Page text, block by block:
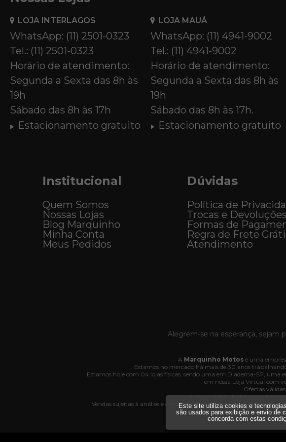
LOJA INTERLAGOS
WhatsApp: (11) 2501-0323
Tel.: (11) 2501-0323
Horário de atendimento:
Segunda a Sexta das 8h às
19h
Sábado das 8h às 17h
Estacionamento gratuito
LOJA MAUÁ
WhatsApp: (11) 4941-9002
Tel.: (11) 4941-9002
Horário de atendimento:
Segunda a Sexta das 8h às
19h
Sábado das 8h às 17h.
Estacionamento gratuito
Institucional
Quem Somos
Nossas Lojas
Blog Marquinho
Minha Conta
Meus Pedidos
Dúvidas
Política de
Trocas e Devoluções
Formas de
Regra de Frete
Atendimento
Alegrem-se na esperança, sejam
A Marquinho Motos é uma
Estamos no mercado há mais de 30 anos
Estamos hoje com 04 lojas físicas, sendo uma em Diadema-SP, uma
em nossa Loja Virtual com
Ofertas
A disponibilidade dos produtos
Vendas sujeitas à análise e confirmação de dados e os pedidos
Av. Interlagos, 3064 -
Este site utiliza cookies e
são usados para exibição e envio de
concorda com estas